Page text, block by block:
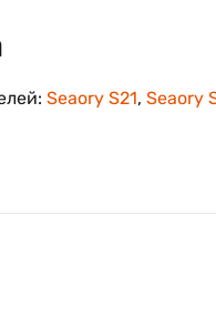
Seaory S21, Seaory